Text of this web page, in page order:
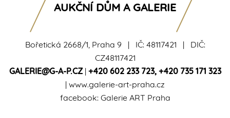
Bořetická 2668/1, Praha 9 | IČ: 48117421 | DIČ:
CZ48117421
GALERIE@G-A-P.CZ| +420 602 233 723, +420 735 171 323
| www.galerie-art-praha.cz
facebook: Galerie ART Praha
AUKČNÍ DŮM A GALERIE